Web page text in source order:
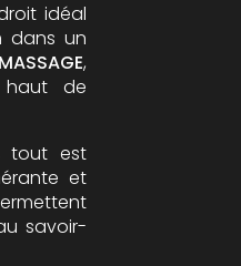
idéal
dans un
,
haut de
tout est
et
savoir-